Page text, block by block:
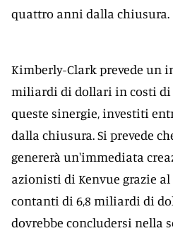
quattro anni dalla chiusura.
Kimberly-Clark prevede un
miliardi di dollari in costi di
queste sinergie, investiti
dalla chiusura. Si prevede
genererà un'immediata
azionisti di Kenvue grazie
contanti di 6,8 miliardi di
dovrebbe concludersi nella